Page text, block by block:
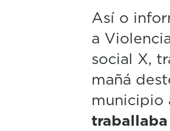
Así o
a
social X,
mañá
municipio